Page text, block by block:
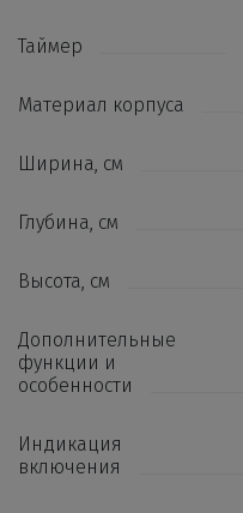
Таймер
Материал корпуса
Ширина, см
Глубина, см
Высота, см
Дополнительные
функции и
особенности
Индикация
включения